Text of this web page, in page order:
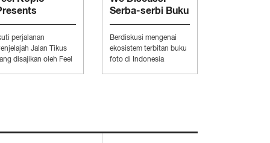
Jalan
perjalanan
Jalan Tikus
disajikan oleh Feel
Serba-serbi Buku
Foto Alternatif
Berdiskusi mengenai
ekosistem terbitan buku
foto di Indonesia